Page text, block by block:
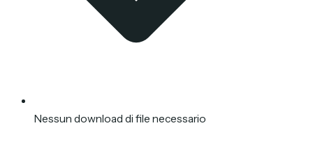
Nessun download di file necessario